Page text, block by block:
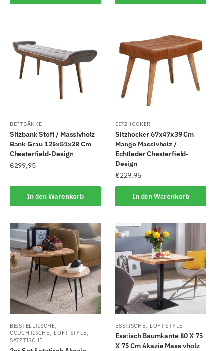
BETTBÄNKE
Sitzbank Stoff / Massivholz
Bank Grau 125x51x38 Cm
Chesterfield-Design
€299,95
In den Warenkorb
SITZHOCKER
Sitzhocker 67x47x39 Cm
Mango Massivholz /
Echtleder Chesterfield-
Design
€229,95
In den Warenkorb
BEISTELLTISCHE,
COUCHTISCHE, LOFT STYLE,
SATZTISCHE
ESSTISCHE, LOFT STYLE
Esstisch Baumkante 80 X 75
X 75 Cm Akazie Massivholz